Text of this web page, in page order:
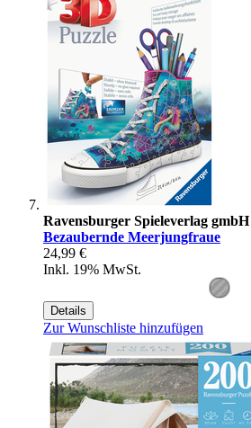
Ravensburger Spieleverlag gmbH
Bezaubernde Meerjungfraue
24,99 €
Inkl. 19% MwSt.
Details
Zur Wunschliste hinzufügen